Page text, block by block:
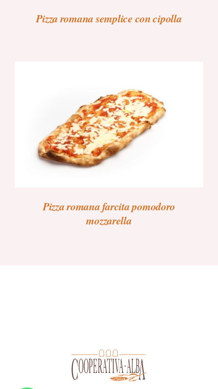
Pizza romana semplice con cipolla
Pizza romana farcita pomodoro
mozzarella